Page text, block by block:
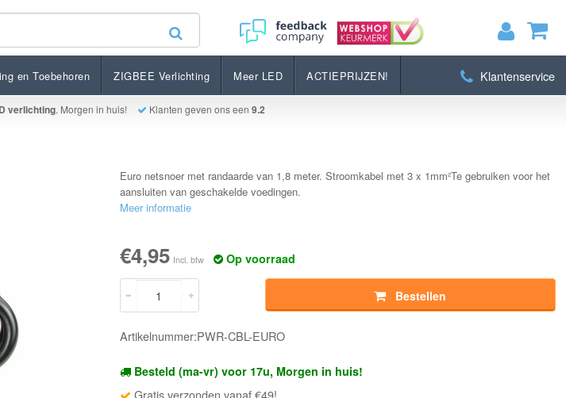
MIJN WINKELWAGEN
en Toebehoren ZIGBEE Verlichting Meer LED ACTIEPRIJZEN! Klantenservice
verlichting. Morgen in huis! Klanten geven ons een 9.2
Bestellen
Euro netsnoer met randaarde van 1,8 meter. Stroomkabel met 3 x 1mm²Te gebruiken voor het
aansluiten van geschakelde voedingen.
Meer informatie
€4,95 Incl. btw Op voorraad
Bestellen
Artikelnummer:PWR-CBL-EURO
Besteld (ma-vr) voor 17u, Morgen in huis!
Gratis verzonden vanaf €49!